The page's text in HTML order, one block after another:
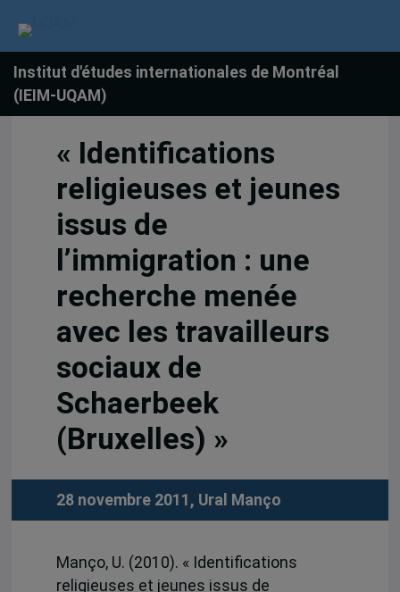
Institut d'études internationales de Montréal
(IEIM-UQAM)
« Identifications
religieuses et jeunes
issus de
l’immigration : une
recherche menée
avec les travailleurs
sociaux de
Schaerbeek
(Bruxelles) »
28 novembre 2011, Ural Manço
Manço, U. (2010). « Identifications
religieuses et jeunes issus de